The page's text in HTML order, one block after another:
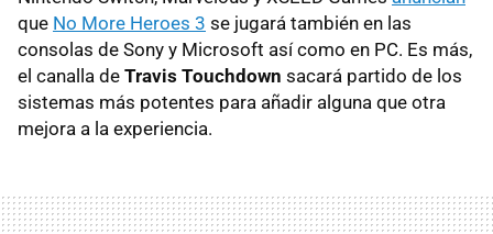
que No More Heroes 3 se jugará también en las
consolas de Sony y Microsoft así como en PC. Es más,
el canalla de Travis Touchdown sacará partido de los
sistemas más potentes para añadir alguna que otra
mejora a la experiencia.